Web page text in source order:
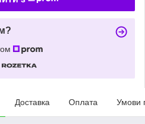
Доставка Оплата Умови